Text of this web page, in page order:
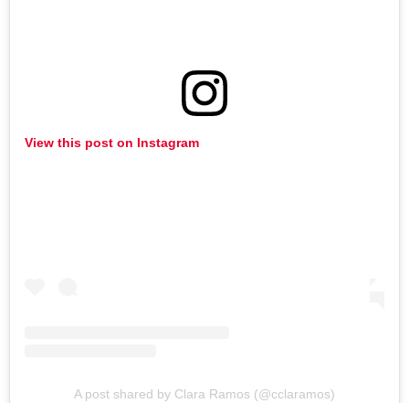
View this post on Instagram
A post shared by Clara Ramos (@cclaramos)